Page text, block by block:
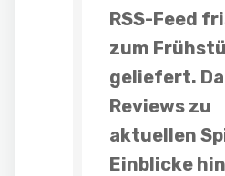
RSS-Feed
zum
geliefert.
Reviews zu
aktuellen
Einblicke